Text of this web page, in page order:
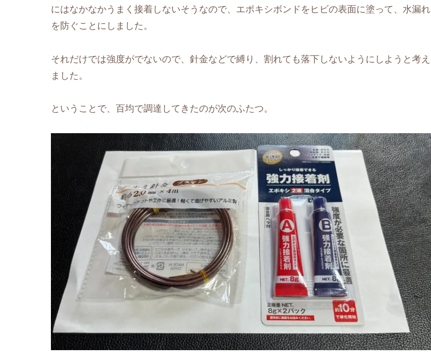
にはなかなかうまく接着しないそうなので、エポキシボンドをヒビの表面に塗って、水漏れ
を防ぐことにしました。
それだけでは強度がでないので、針金などで縛り、割れても落下しないようにしようと考え
ました。
ということで、百均で調達してきたのが次のふたつ。